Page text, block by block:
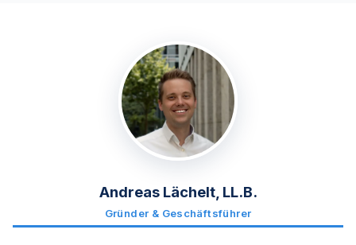
Andreas Lächelt, LL.B.
Gründer & Geschäftsführer